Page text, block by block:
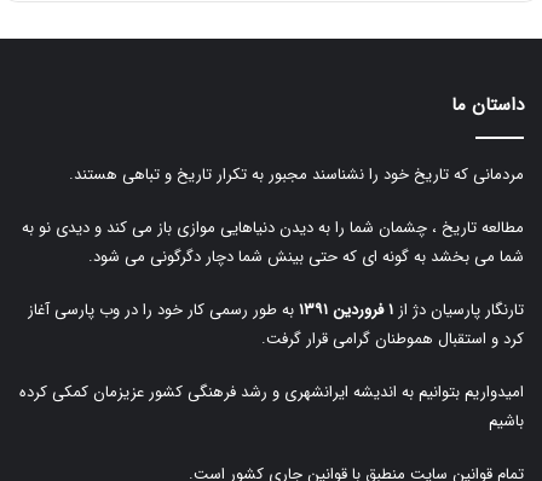
داستان ما
مردمانی که تاریخ خود را نشناسند مجبور به تکرار تاریخ و تباهی هستند.
مطالعه تاریخ ، چشمان شما را به دیدن دنیاهایی موازی باز می کند و دیدی نو به
شما می بخشد به گونه ای که حتی بینش شما دچار دگرگونی می شود.
تارنگار پارسیان دژ از ۱ فروردین ۱۳۹۱
به طور رسمی کار خود را در وب پارسی آغاز
کرد و استقبال هموطنان گرامی قرار گرفت.
امیدواریم بتوانیم به اندیشه ایرانشهری و رشد فرهنگی کشور عزیزمان کمکی کرده
باشیم
تمام قوانین سایت منطبق با قوانین جاری کشور است.